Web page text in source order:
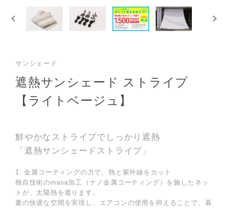
サンシェード
遮熱サンシェード ストライプ
【ライトベージュ】
鮮やかなストライプでしっかり遮熱
「遮熱サンシェードストライプ」
1. 金属コーティングの力で、熱と紫外線をカット
独自技術のmasa加工（ナノ金属コーティング）を施したネッ
トが、太陽熱を遮ります。
夏の快適な空間を実現し、エアコンの使用を抑えることで、暮